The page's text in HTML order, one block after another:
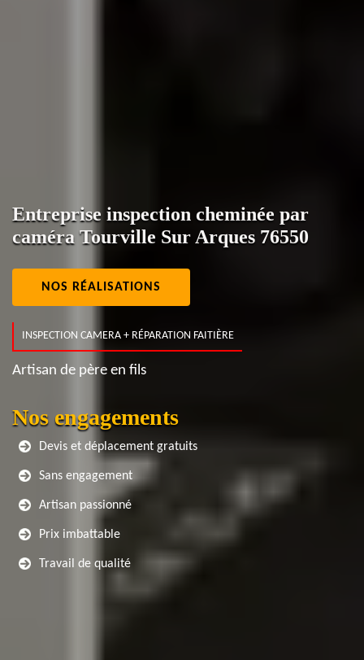
Entreprise inspection cheminée par
caméra Tourville Sur Arques 76550
NOS RÉALISATIONS
INSPECTION CAMERA + RÉPARATION FAITIÈRE
Artisan de père en fils
Nos engagements
Devis et déplacement gratuits
Sans engagement
Artisan passionné
Prix imbattable
Travail de qualité